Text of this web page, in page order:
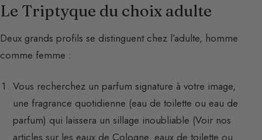
Le Triptyque du choix adulte
Deux grands profils se distinguent chez l’adulte, homme
comme femme :
Vous recherchez un parfum signature à votre image,
une fragrance quotidienne (eau de toilette ou eau de
parfum) qui laissera un sillage inoubliable (Voir nos
articles sur les eaux de Cologne, eaux de toilette ou